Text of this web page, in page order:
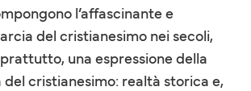
l’affascinante e
del cristianesimo nei secoli,
una espressione della
del cristianesimo: realtà storica e,